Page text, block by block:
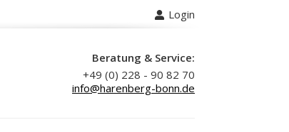
Login
Beratung & Service:
+49 (0) 228 - 90 82 70
info@harenberg-bonn.de